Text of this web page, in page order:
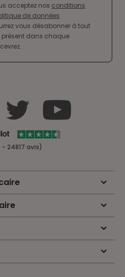
acceptez nos conditions
de données
vous désabonner à tout
dans chaque
24817 avis)